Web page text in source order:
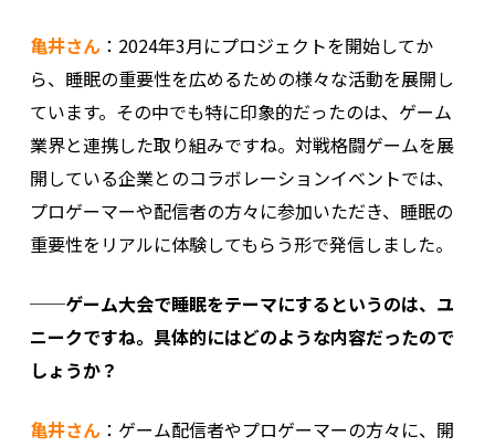
亀井さん：2024年3月にプロジェクトを開始してか
ら、睡眠の重要性を広めるための様々な活動を展開し
ています。その中でも特に印象的だったのは、ゲーム
業界と連携した取り組みですね。対戦格闘ゲームを展
開している企業とのコラボレーションイベントでは、
プロゲーマーや配信者の方々に参加いただき、睡眠の
重要性をリアルに体験してもらう形で発信しました。
──ゲーム大会で睡眠をテーマにするというのは、ユ
ニークですね。具体的にはどのような内容だったので
しょうか？
亀井さん：ゲーム配信者やプロゲーマーの方々に、開